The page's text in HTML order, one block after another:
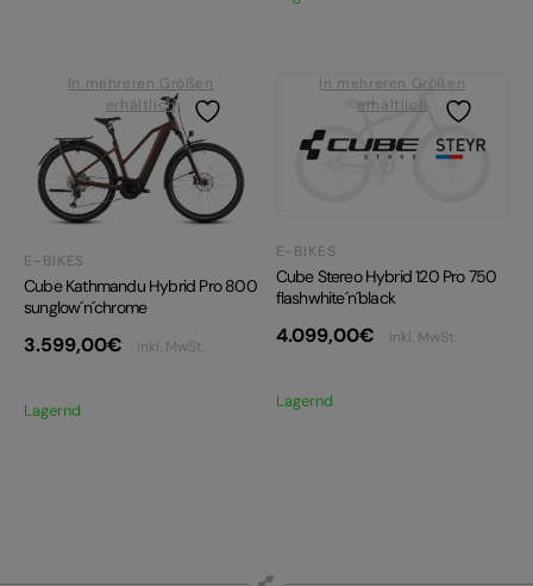
In mehreren Größen
erhältlich
E-BIKES
Cube Kathmandu Hybrid Pro 800
sunglow´n´chrome
3.599,00€ inkl. MwSt.
Lagernd
In mehreren Größen
erhältlich
E-BIKES
Cube Stereo Hybrid 120 Pro 750
flashwhite´n´black
4.099,00€ inkl. MwSt.
Lagernd